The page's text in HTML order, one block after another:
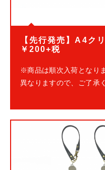
【先行発売】A4ク
￥200+税
※商品は順次入荷となり
異なりますので、ご了承